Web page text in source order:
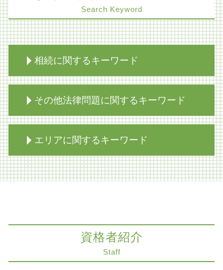
Search Keyword
相続に関するキーワード
生前対策 種類
生前対策 弁護士
相続税対策 生前贈与
限定承認 弁済
家族信託 不動産
相続 家
相続 寄与分
限定承認 手続き
相続 遺産分割協議書
相続 不動産 評価
その他法律問題に関するキーワード
賃料 不払い 解除
自己破産 デメリット
組織再編
医療過誤
知的財産 弁護士
削除請求 訴訟
エリアに関するキーワード
相続放棄 神戸市 弁護士
労働問題 大阪市
相続 大阪市 弁護士
交通事故 大阪市 弁護士
コンプライアンス 神戸市 弁護士
資格者紹介
Staff